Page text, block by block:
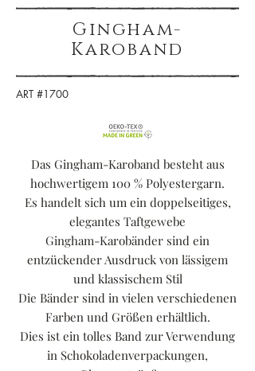
Gingham-
Karoband
ART #1700
Das Gingham-Karoband besteht aus
hochwertigem 100 % Polyestergarn.
Es handelt sich um ein doppelseitiges,
elegantes Taftgewebe
Gingham-Karobänder sind ein
entzückender Ausdruck von lässigem
und klassischem Stil
Die Bänder sind in vielen verschiedenen
Farben und Größen erhältlich.
Dies ist ein tolles Band zur Verwendung
in Schokoladenverpackungen,